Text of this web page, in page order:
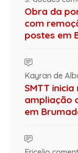
Obra da
com
postes em
Kayran de
SMTT
ampliação
em